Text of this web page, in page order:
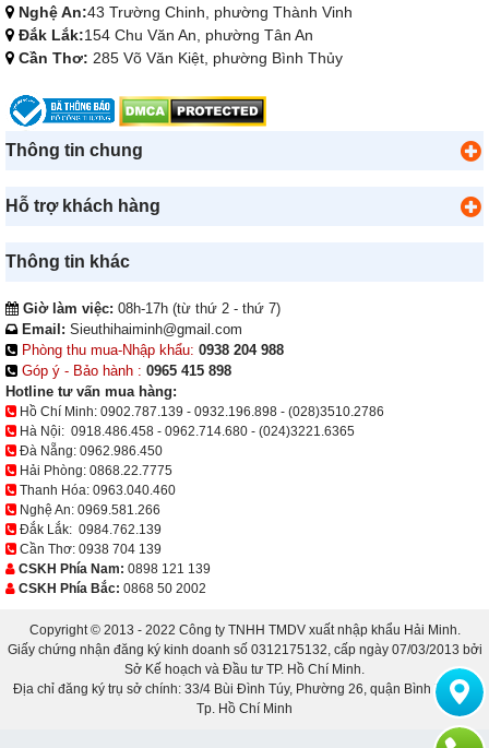
Nghệ An:43 Trường Chinh, phường Thành Vinh
Đắk Lắk:154 Chu Văn An, phường Tân An
Cần Thơ: 285 Võ Văn Kiệt, phường Bình Thủy
Thông tin chung
Hỗ trợ khách hàng
Thông tin khác
Giờ làm việc: 08h-17h (từ thứ 2 - thứ 7)
Email: Sieuthihaiminh@gmail.com
Phòng thu mua-Nhập khẩu: 0938 204 988
Góp ý - Bảo hành : 0965 415 898
Hotline tư vấn mua hàng:
Hồ Chí Minh: 0902.787.139 - 0932.196.898 - (028)3510.2786
Hà Nội: 0918.486.458 - 0962.714.680 - (024)3221.6365
Đà Nẵng: 0962.986.450
Hải Phòng: 0868.22.7775
Thanh Hóa: 0963.040.460
Nghệ An: 0969.581.266
Đắk Lắk: 0984.762.139
Cần Thơ: 0938 704 139
CSKH Phía Nam: 0898 121 139
CSKH Phía Bắc: 0868 50 2002
Copyright © 2013 - 2022 Công ty TNHH TMDV xuất nhập khẩu Hải Minh.
Giấy chứng nhận đăng ký kinh doanh số 0312175132, cấp ngày 07/03/2013 bởi
Sở Kế hoạch và Đầu tư TP. Hồ Chí Minh.
Địa chỉ đăng ký trụ sở chính: 33/4 Bùi Đình Túy, Phường 26, quận Bình Thạnh,
Tp. Hồ Chí Minh